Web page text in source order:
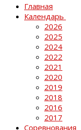
Главная
Календарь
2026
2025
2024
2022
2021
2020
2019
2018
2016
2017
Соревнования